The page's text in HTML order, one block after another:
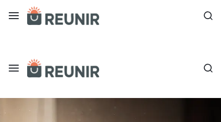
Divulgar seus produtos ou serviços aqui é fácil! Monte sua loja
a
a
tecnologia
oportunizando